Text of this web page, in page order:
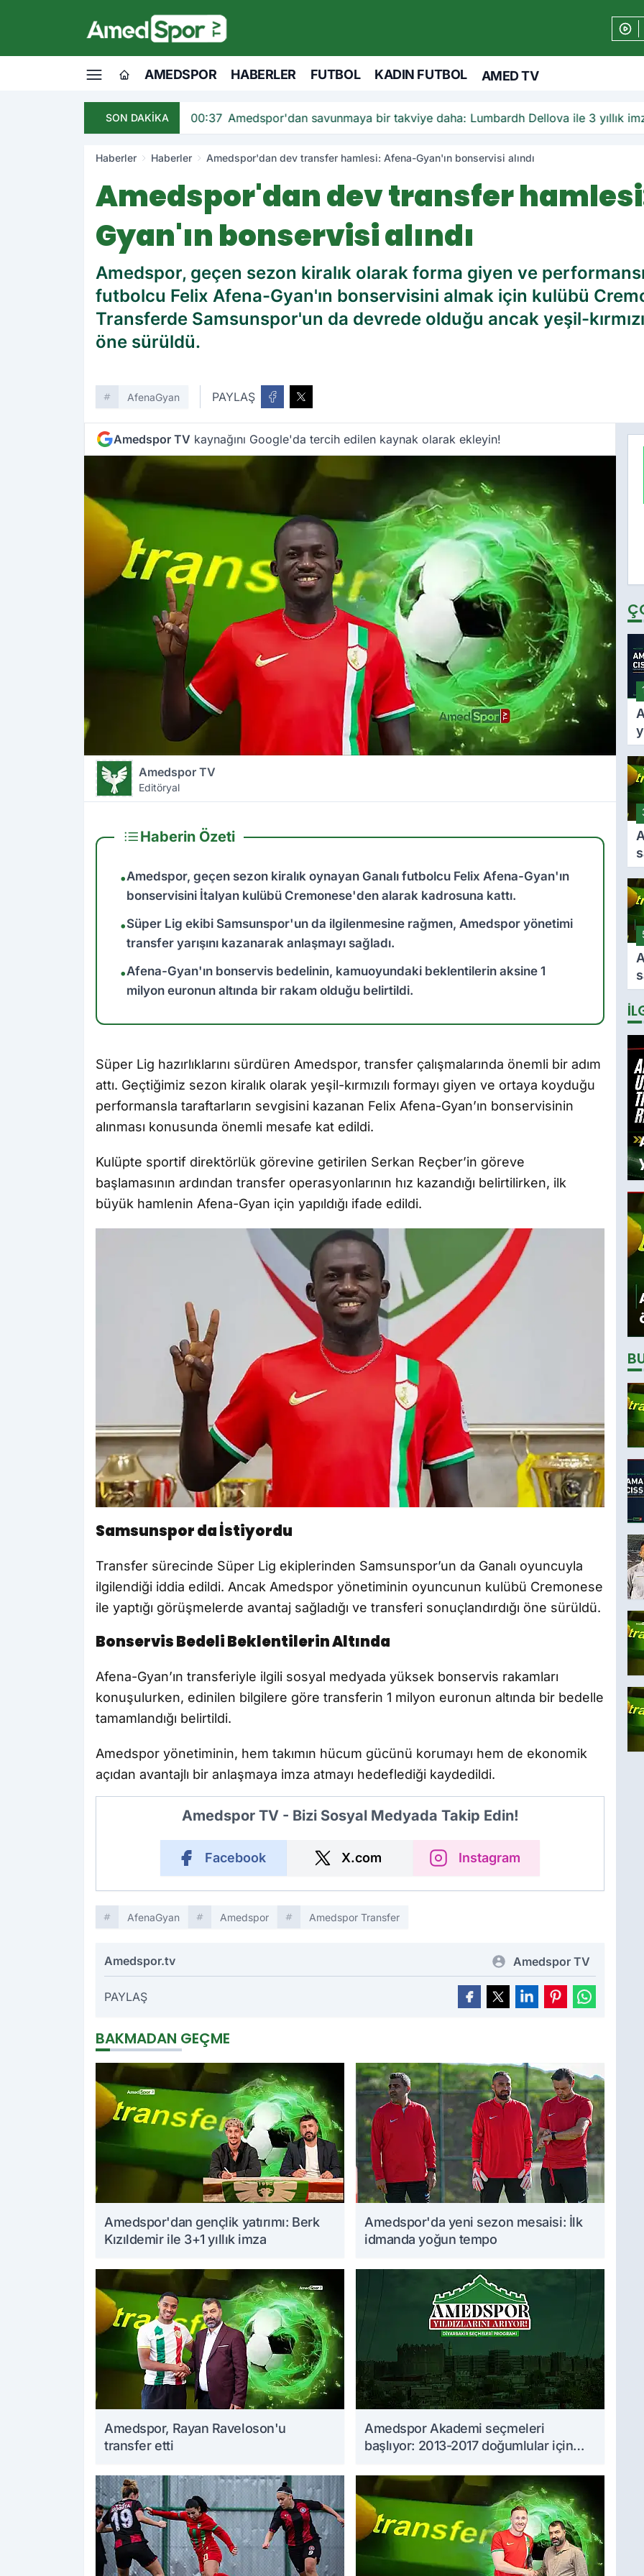
AMEDSPOR HABERLER FUTBOL KADIN FUTBOL AMED TV
SON DAKİKA 00:37 Amedspor'dan savunmaya bir takviye daha: Lumbardh Dellova ile 3 yıllık
Haberler Haberler Amedspor'dan dev transfer hamlesi: Afena-Gyan'ın bonservisi alındı
Amedspor'dan dev transfer
Gyan'ın bonservisi alındı
Amedspor, geçen sezon kiralık olarak forma giyen ve
futbolcu Felix Afena-Gyan'ın bonservisini almak için kulübü
Transferde Samsunspor'un da devrede olduğu ancak yeşil-
öne sürüldü.
AfenaGyan PAYLAŞ
Amedspor TV kaynağını Google'da tercih edilen kaynak olarak ekleyin!
Amedspor TV
Editöryal
Haberin Özeti
•Amedspor, geçen sezon kiralık oynayan Ganalı futbolcu Felix Afena-Gyan'ın
bonservisini İtalyan kulübü Cremonese'den alarak kadrosuna kattı.
•Süper Lig ekibi Samsunspor'un da ilgilenmesine rağmen, Amedspor yönetimi
transfer yarışını kazanarak anlaşmayı sağladı.
•Afena-Gyan'ın bonservis bedelinin, kamuoyundaki beklentilerin aksine 1
milyon euronun altında bir rakam olduğu belirtildi.
Süper Lig hazırlıklarını sürdüren Amedspor, transfer çalışmalarında önemli bir adım
attı. Geçtiğimiz sezon kiralık olarak yeşil-kırmızılı formayı giyen ve ortaya koyduğu
performansla taraftarların sevgisini kazanan Felix Afena-Gyan’ın bonservisinin
alınması konusunda önemli mesafe kat edildi.
Kulüpte sportif direktörlük görevine getirilen Serkan Reçber’in göreve
başlamasının ardından transfer operasyonlarının hız kazandığı belirtilirken, ilk
büyük hamlenin Afena-Gyan için yapıldığı ifade edildi.
Samsunspor da İstiyordu
Transfer sürecinde Süper Lig ekiplerinden Samsunspor’un da Ganalı oyuncuyla
ilgilendiği iddia edildi. Ancak Amedspor yönetiminin oyuncunun kulübü Cremonese
ile yaptığı görüşmelerde avantaj sağladığı ve transferi sonuçlandırdığı öne sürüldü.
Bonservis Bedeli Beklentilerin Altında
Afena-Gyan’ın transferiyle ilgili sosyal medyada yüksek bonservis rakamları
konuşulurken, edinilen bilgilere göre transferin 1 milyon euronun altında bir bedelle
tamamlandığı belirtildi.
Amedspor yönetiminin, hem takımın hücum gücünü korumayı hem de ekonomik
açıdan avantajlı bir anlaşmaya imza atmayı hedeflediği kaydedildi.
Amedspor TV - Bizi Sosyal Medyada Takip Edin!
Facebook X.com Instagram
AfenaGyan Amedspor Amedspor Transfer
Amedspor.tv Amedspor TV
PAYLAŞ
BAKMADAN GEÇME
Amedspor'dan gençlik yatırımı: Berk
Kızıldemir ile 3+1 yıllık imza
Amedspor'da yeni sezon mesaisi: İlk
idmanda yoğun tempo
Amedspor, Rayan Raveloson'u
transfer etti
Amedspor Akademi seçmeleri
başlıyor: 2013-2017 doğumlular için